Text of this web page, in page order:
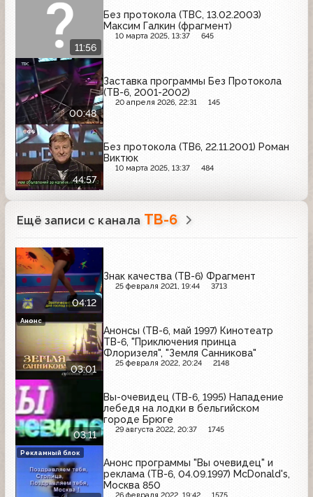
11:56
Без протокола (ТВС, 13.02.2003)
Максим Галкин (фрагмент)
10 марта 2025, 13:37 645
00:48
Заставка программы Без Протокола
(ТВ-6, 2001-2002)
20 апреля 2026, 22:31 145
44:57
Без протокола (ТВ6, 22.11.2001) Роман
Виктюк
10 марта 2025, 13:37 484
Ещё записи с канала ТВ-6
04:12
Знак качества (ТВ-6) Фрагмент
25 февраля 2021, 19:44 3713
03:01
Анонсы (ТВ-6, май 1997) Кинотеатр
ТВ-6, "Приключения принца
Флоризеля", "Земля Санникова"
25 февраля 2022, 20:24 2148
Анонс
03:11
Вы-очевидец (ТВ-6, 1995) Нападение
лебедя на лодки в бельгийском
городе Брюге
29 августа 2022, 20:37 1745
Анонс программы "Вы очевидец" и
реклама (ТВ-6, 04.09.1997) McDonald's,
Москва 850
Рекламный блок